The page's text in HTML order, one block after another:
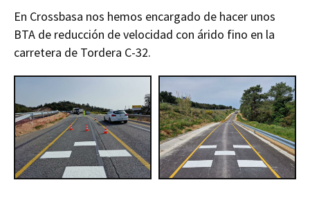
En Crossbasa nos hemos encargado de hacer unos
BTA de reducción de velocidad con árido fino en la
carretera de Tordera C-32.